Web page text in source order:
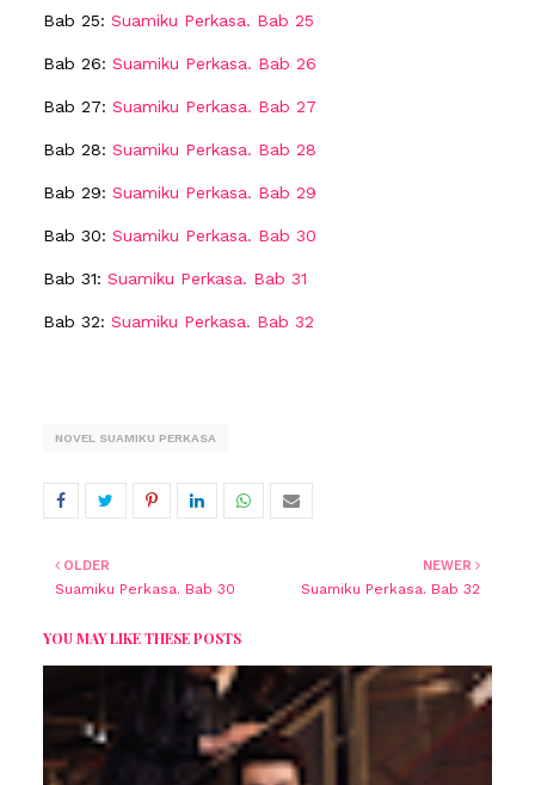
Bab 25: Suamiku Perkasa. Bab 25
Bab 26: Suamiku Perkasa. Bab 26
Bab 27: Suamiku Perkasa. Bab 27
Bab 28: Suamiku Perkasa. Bab 28
Bab 29: Suamiku Perkasa. Bab 29
Bab 30: Suamiku Perkasa. Bab 30
Bab 31: Suamiku Perkasa. Bab 31
Bab 32: Suamiku Perkasa. Bab 32
NOVEL SUAMIKU PERKASA
NEWER
Suamiku Perkasa. Bab 32
OLDER
Suamiku Perkasa. Bab 30
YOU MAY LIKE THESE POSTS